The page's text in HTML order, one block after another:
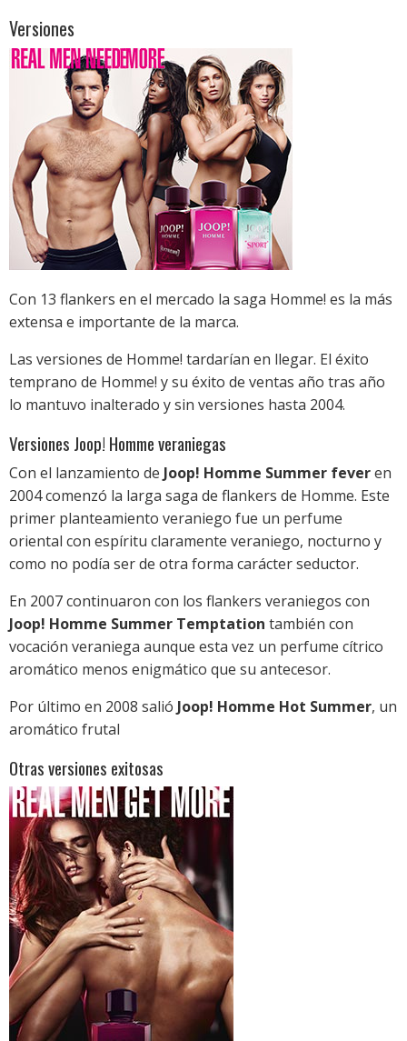
Versiones
Con 13 flankers en el mercado la saga Homme! es la más
extensa e importante de la marca.
Las versiones de Homme! tardarían en llegar. El éxito
temprano de Homme! y su éxito de ventas año tras año
lo mantuvo inalterado y sin versiones hasta 2004.
Versiones Joop! Homme veraniegas
Con el lanzamiento de Joop! Homme Summer feveren
2004 comenzó la larga saga de flankers de Homme. Este
primer planteamiento veraniego fue un perfume
oriental con espíritu claramente veraniego, nocturno y
como no podía ser de otra forma carácter seductor.
En 2007 continuaron con los flankers veraniegos con
Joop! Homme Summer Temptation también con
vocación veraniega aunque esta vez un perfume cítrico
aromático menos enigmático que su antecesor.
Por último en 2008 salió Joop! Homme Hot Summer, un
aromático frutal
Otras versiones exitosas